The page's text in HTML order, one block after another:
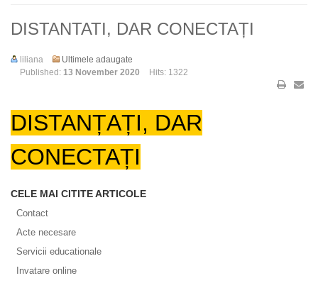
DISTANTATI, DAR CONECTAȚI
liliana
Ultimele adaugate
Published: 13 November 2020 Hits: 1322
DISTANȚAȚI, DAR
CONECTAȚI
CELE MAI CITITE ARTICOLE
Contact
Acte necesare
Servicii educationale
Invatare online